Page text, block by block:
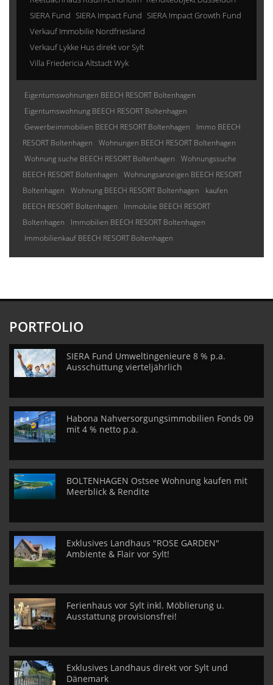
SIERA Fund SIERA Impact Fund SIERA Impact Growth Fund
Verkauf Immobilie Nordfriesland
Verkauf Lykke Hus direkt vor Sylt
Villa Friedericia Altstadt Wyk
Eigentumswohnungen BEECH RESORT Boltenhagen
Eigentumswohnung BEECH RESORT Boltenhagen
Gewerbeimmobilien BEECH RESORT Boltenhagen
Immo BEECH
RESORT Boltenhagen
Wohnungen BEECH RESORT Boltenhagen
Wohnung suche BEECH RESORT Boltenhagen
Wohnungssuche
BEECH RESORT Boltenhagen
Wohnungsanzeigen BEECH RESORT
Boltenhagen
Wohnung BEECH RESORT Boltenhagen
kaufen
BEECH RESORT Boltenhagen
Immobilie BEECH RESORT
Boltenhagen
Immobilien BEECH RESORT Boltenhagen
Immobilienkauf BEECH RESORT Boltenhagen
PORTFOLIO
SIERA Fund Umweltingenieure 8 % p.a.
Ausschüttung vierteljährlich
Habona Nahversorgungsimmobilien Fonds 09
mit 4 % netto p.a.
BOLTENHAGEN Ostsee Wohnung kaufen mit
Meerblick & Rendite
Exklusives Landhaus "ROSE GARDEN"
Ambiente & Flair vor Sylt!
Ferienhaus vor Sylt inkl. Möblierung u.
Ausstattung provisionsfrei!
Exklusives Landhaus direkt vor Sylt und
Dänemark